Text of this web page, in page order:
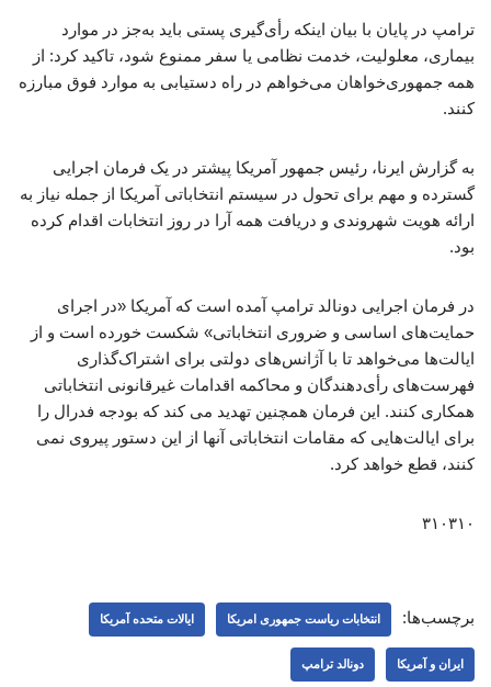
ترامپ در پایان با بیان اینکه رأی‌گیری پستی باید به‌جز در موارد
بیماری، معلولیت، خدمت نظامی یا سفر ممنوع شود، تاکید کرد: از
همه جمهوری‌خواهان می‌خواهم در راه دستیابی به موارد فوق مبارزه
کنند.
به گزارش ایرنا، رئیس جمهور آمریکا پیشتر در یک فرمان اجرایی
گسترده و مهم برای تحول در سیستم انتخاباتی آمریکا از جمله نیاز به
ارائه هویت شهروندی و دریافت همه آرا در روز انتخابات اقدام کرده
بود.
در فرمان اجرایی دونالد ترامپ آمده است که آمریکا «در اجرای
حمایت‌های اساسی و ضروری انتخاباتی» شکست خورده است و از
ایالت‌ها می‌خواهد تا با آژانس‌های دولتی برای اشتراک‌گذاری
فهرست‌های رأی‌دهندگان و محاکمه اقدامات غیرقانونی انتخاباتی
همکاری کنند. این فرمان همچنین تهدید می کند که بودجه فدرال را
برای ایالت‌هایی که مقامات انتخاباتی آنها از این دستور پیروی نمی
کنند، قطع خواهد کرد.
۳۱۰۳۱۰
برچسب‌ها: انتخابات ریاست جمهوری امریکا ایالات متحده آمریکا
ایران و آمریکا دونالد ترامپ